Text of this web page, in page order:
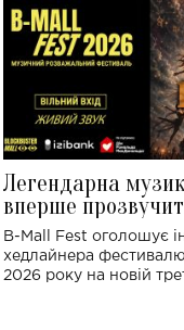
Легендарна
вперше
Україні: де
B-Mall Fest оголошує
хедлайнера
2026 року на новій